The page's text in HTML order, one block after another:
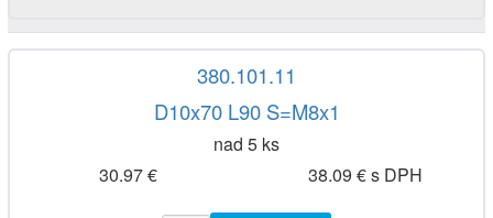
380.101.11
D10x70 L90 S=M8x1
nad 5 ks
30.97 €
38.09 € s DPH